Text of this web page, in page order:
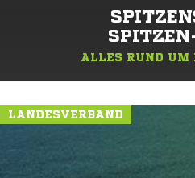
ALLES RUND UM
LANDESVERBAND